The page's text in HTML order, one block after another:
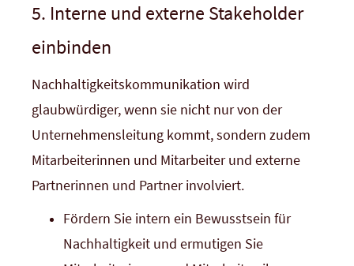
5. Interne und externe Stakeholder
einbinden
Nachhaltigkeitskommunikation wird
glaubwürdiger, wenn sie nicht nur von der
Unternehmensleitung kommt, sondern zudem
Mitarbeiterinnen und Mitarbeiter und externe
Partnerinnen und Partner involviert.
Fördern Sie intern ein Bewusstsein für
Nachhaltigkeit und ermutigen Sie